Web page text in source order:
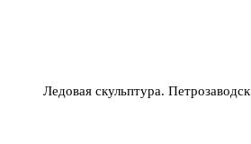
Ледовая скульптура. Петрозаводск